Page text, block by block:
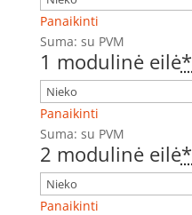
Panaikinti
Suma: su PVM
1 modulinė eilė*
Panaikinti
Suma: su PVM
2 modulinė eilė*
Panaikinti